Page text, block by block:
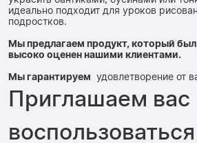
идеально подходит для уроков
подростков.
Мы предлагаем продукт, который
высоко оценен нашими клиентами.
Мы гарантируем удовлетворение от
Приглашаем вас